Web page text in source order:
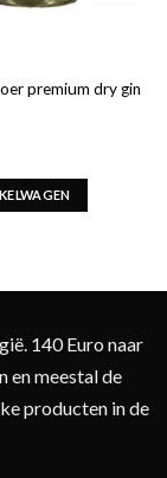
premium dry gin
140 Euro naar
en meestal de
producten in de